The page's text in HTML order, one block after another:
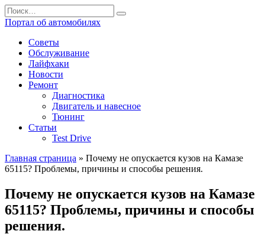
Перейти
к
содержанию
Search
for:
Портал об автомобилях
Советы
Обслуживание
Лайфхаки
Новости
Ремонт
Диагностика
Двигатель и навесное
Тюнинг
Статьи
Test Drive
Главная страница » Почему не опускается кузов на Камазе
65115? Проблемы, причины и способы решения.
Почему не опускается кузов на Камазе
65115? Проблемы, причины и способы
решения.